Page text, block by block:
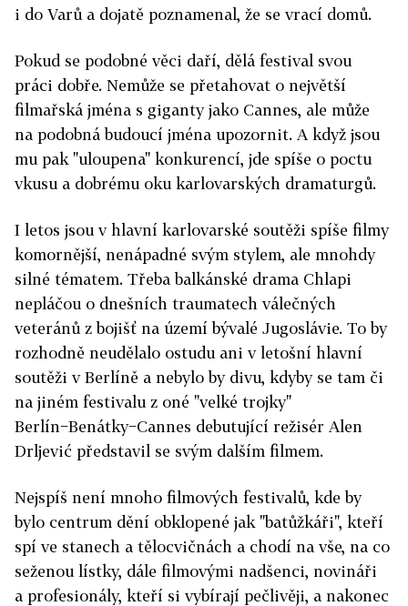
i do Varů a dojatě poznamenal, že se vrací domů.
Pokud se podobné věci daří, dělá festival svou
práci dobře. Nemůže se přetahovat o největší
filmařská jména s giganty jako Cannes, ale může
na podobná budoucí jména upozornit. A když jsou
mu pak "uloupena" konkurencí, jde spíše o poctu
vkusu a dobrému oku karlovarských dramaturgů.
I letos jsou v hlavní karlovarské soutěži spíše filmy
komornější, nenápadné svým stylem, ale mnohdy
silné tématem. Třeba balkánské drama Chlapi
nepláčou o dnešních traumatech válečných
veteránů z bojišť na území bývalé Jugoslávie. To by
rozhodně neudělalo ostudu ani v letošní hlavní
soutěži v Berlíně a nebylo by divu, kdyby se tam či
na jiném festivalu z oné "velké trojky"
Berlín−Benátky−Cannes debutující režisér Alen
Drljević představil se svým dalším filmem.
Nejspíš není mnoho filmových festivalů, kde by
bylo centrum dění obklopené jak "batůžkáři", kteří
spí ve stanech a tělocvičnách a chodí na vše, na co
seženou lístky, dále filmovými nadšenci, novináři
a profesionály, kteří si vybírají pečlivěji, a nakonec